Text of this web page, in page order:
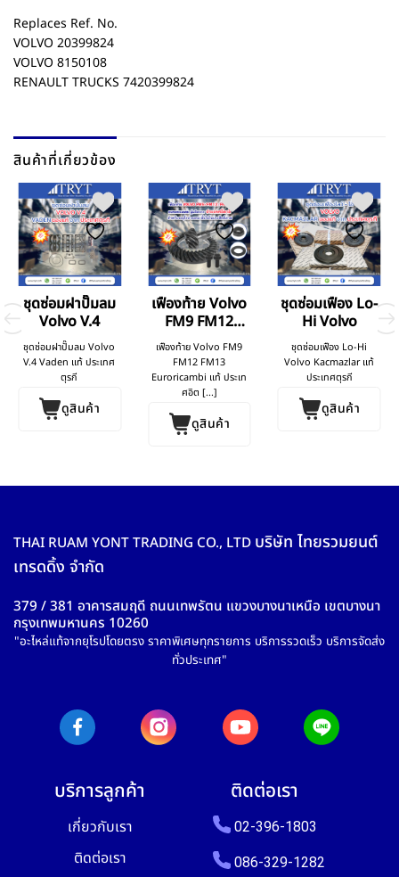
Replaces Ref. No.
VOLVO 20399824
VOLVO 8150108
RENAULT TRUCKS 7420399824
สินค้าที่เกี่ยวข้อง
ชุดซ่อมฝาปั๊มลม
Volvo V.4
ชุดซ่อมฝาปั๊มลม Volvo
V.4 Vaden แท้ ประเทศ
ตุรกี
ดูสินค้า
เฟืองท้าย Volvo
FM9 FM12
FM13
เฟืองท้าย Volvo FM9
FM12 FM13
Euroricambi แท้ ประเท
ศอิต [...]
ดูสินค้า
ชุดซ่อมเฟือง Lo-
Hi Volvo
ชุดซ่อมเฟือง Lo-Hi
Volvo Kacmazlar แท้
ประเทศตุรกี
ดูสินค้า
THAI RUAM YONT TRADING CO., LTD บริษัท ไทยรวมยนต์
เทรดดิ้ง จำกัด
379 / 381 อาคารสมฤดี ถนนเทพรัตน แขวงบางนาเหนือ เขตบางนา
กรุงเทพมหานคร 10260
"อะไหล่แท้จากยุโรปโดยตรง ราคาพิเศษทุกรายการ บริการรวดเร็ว บริการจัดส่ง
ทั่วประเทศ"
บริการลูกค้า
เกี่ยวกับเรา
ติดต่อเรา
ติดต่อเรา
02-396-1803
086-329-1282